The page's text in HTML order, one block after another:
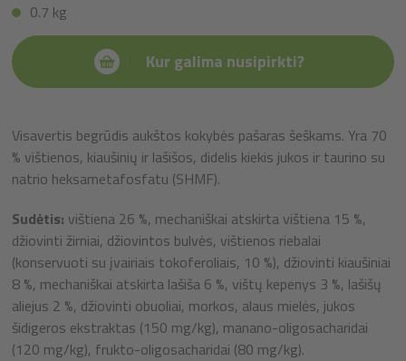
0.7 kg
Kur galima nusipirkti?
Visavertis begrūdis aukštos kokybės pašaras šeškams. Yra 70
% vištienos, kiaušinių ir lašišos, didelis kiekis jukos ir taurino su
natrio heksametafosfatu (SHMF).
Sudėtis: vištiena 26 %, mechaniškai atskirta vištiena 15 %,
džiovinti žirniai, džiovintos bulvės, vištienos riebalai
(konservuoti su įvairiais tokoferoliais, 10 %), džiovinti kiaušiniai
8 %, mechaniškai atskirta lašiša 6 %, vištų kepenys 3 %, lašišų
aliejus 2 %, džiovinti obuoliai, morkos, alaus mielės, jukos
šidigeros ekstraktas (150 mg/kg), manano-oligosacharidai
(120 mg/kg), frukto-oligosacharidai (80 mg/kg).